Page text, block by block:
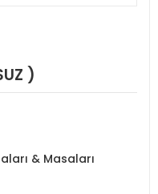
)
& Masaları